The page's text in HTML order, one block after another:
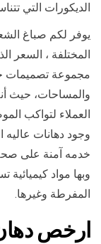
الديكورات التي
يوفر لكم صباغ
المختلفة ، السعر
مجموعة تصميمات
والمساحات، حيث
العملاء لتواكب
وجود دهانات عاليه
خدمه آمنة على صحة
وبها مواد
المفرطة وغيرها.
ارخص